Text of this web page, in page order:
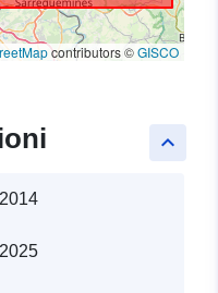
contributors ©GISCO
keyboard_arrow_up